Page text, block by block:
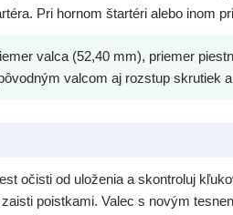
Pri hornom štartéri alebo inom
valca (52,40 mm), priemer
valcom aj rozstup skrutiek
očisti od uloženia a skontroluj
poistkami. Valec s novým